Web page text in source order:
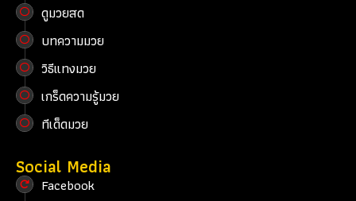
ดูมวยสด
บทความมวย
วิธีแทงมวย
เกร็ดความรู้มวย
ทีเด็ดมวย
Social Media
Facebook